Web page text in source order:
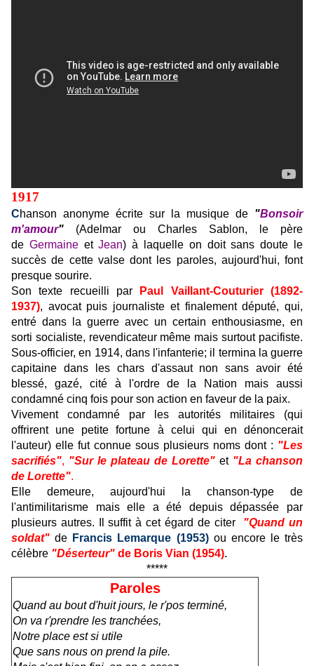
1917
Chanson anonyme écrite sur la musique de "Bonsoir
m'amour" (Adelmar ou Charles Sablon, le père
de GermaineetJean) à laquelle on doit sans doute le
succès de cette valse dont les paroles, aujourd'hui, font
presque sourire.
Son texte recueilli par
Paul Vaillant-Couturier (1892-
1937), avocat puis journaliste et finalement député, qui,
entré dans la guerre avec un certain enthousiasme, en
sorti socialiste, revendicateur même mais surtout pacifiste.
Sous-officier, en 1914, dans l'infanterie; il termina la guerre
capitaine dans les chars d'assaut non sans avoir été
blessé, gazé, cité à l'ordre de la Nation mais aussi
condamné cinq fois pour son action en faveur de la paix.
Vivement condamné par les autorités militaires (qui
offrirent une petite fortune à celui qui en dénoncerait
l'auteur) elle fut connue sous plusieurs noms dont : "Les
sacrifiés", "Sur le plateau de Lorette" et "La chanson
de Lorette".
Elle demeure, aujourd'hui la chanson-type de
l'antimilitarisme mais elle a été depuis dépassée par
plusieurs autres. Il suffit à cet égard de citer
"Quand un
soldat" de Francis Lemarque (1953)ou encore le très
célèbre "Déserteur" de Boris Vian (1954).
*****
Paroles
Quand au bout d'huit jours, le r'pos terminé,
On va r'prendre les tranchées,
Notre place est si utile
Que sans nous on prend la pile.